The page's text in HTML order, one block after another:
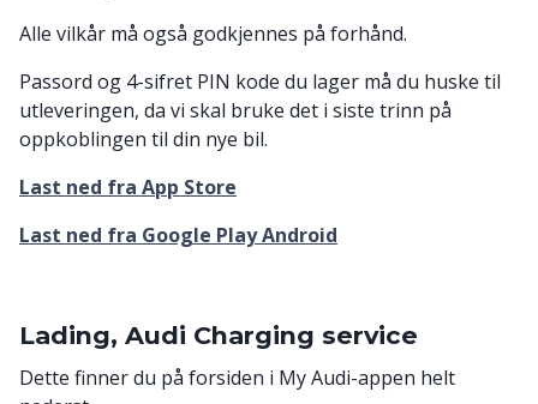
Alle vilkår må også godkjennes på forhånd.
Passord og 4-sifret PIN kode du lager må du huske til
utleveringen, da vi skal bruke det i siste trinn på
oppkoblingen til din nye bil.
Last ned fra App Store
Last ned fra Google Play Android
Lading, Audi Charging service
Dette finner du på forsiden i My Audi-appen helt